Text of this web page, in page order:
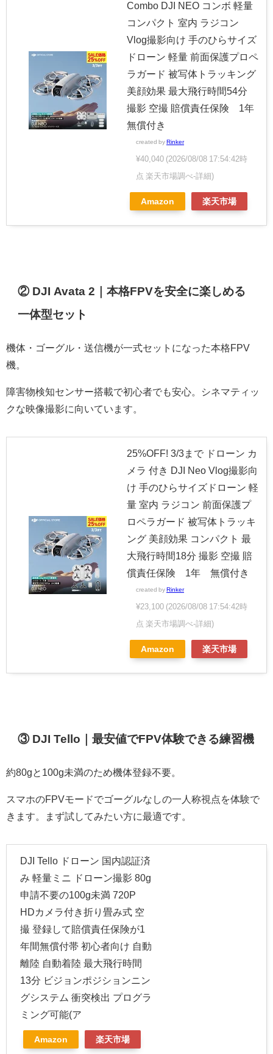
Combo DJI NEO コンボ 軽量
コンパクト 室内 ラジコン
Vlog撮影向け 手のひらサイズ
ドローン 軽量 前面保護プロペ
ラガード 被写体トラッキング
美顔効果 最大飛行時間54分
撮影 空撮 賠償責任保険 1年
無償付き
created by Rinker
¥40,040 (2026/08/08 17:54:42時
点 楽天市場調べ-詳細)
Amazon 楽天市場
② DJI Avata 2｜本格FPVを安全に楽しめる
一体型セット
機体・ゴーグル・送信機が一式セットになった本格FPV
機。
障害物検知センサー搭載で初心者でも安心。シネマティッ
クな映像撮影に向いています。
25%OFF! 3/3まで ドローン カ
メラ 付き DJI Neo Vlog撮影向
け 手のひらサイズドローン 軽
量 室内 ラジコン 前面保護プ
ロペラガード 被写体トラッキ
ング 美顔効果 コンパクト 最
大飛行時間18分 撮影 空撮 賠
償責任保険 1年 無償付き
created by Rinker
¥23,100 (2026/08/08 17:54:42時
点 楽天市場調べ-詳細)
Amazon 楽天市場
③ DJI Tello｜最安値でFPV体験できる練習機
約80gと100g未満のため機体登録不要。
スマホのFPVモードでゴーグルなしの一人称視点を体験で
きます。まず試してみたい方に最適です。
DJI Tello ドローン 国内認証済
み 軽量ミニ ドローン撮影 80g
申請不要の100g未満 720P
HDカメラ付き折り畳み式 空
撮 登録して賠償責任保険が1
年間無償付帯 初心者向け 自動
離陸 自動着陸 最大飛行時間
13分 ビジョンポジションニン
グシステム 衝突検出 プログラ
ミング可能(ア
Amazon 楽天市場